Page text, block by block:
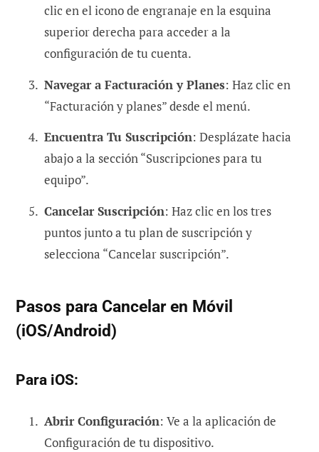
clic en el icono de engranaje en la esquina
superior derecha para acceder a la
configuración de tu cuenta.
Navegar a Facturación y Planes: Haz clic en
“Facturación y planes” desde el menú.
Encuentra Tu Suscripción: Desplázate hacia
abajo a la sección “Suscripciones para tu
equipo”.
Cancelar Suscripción: Haz clic en los tres
puntos junto a tu plan de suscripción y
selecciona “Cancelar suscripción”.
Pasos para Cancelar en Móvil
(iOS/Android)
Para iOS:
Abrir Configuración: Ve a la aplicación de
Configuración de tu dispositivo.